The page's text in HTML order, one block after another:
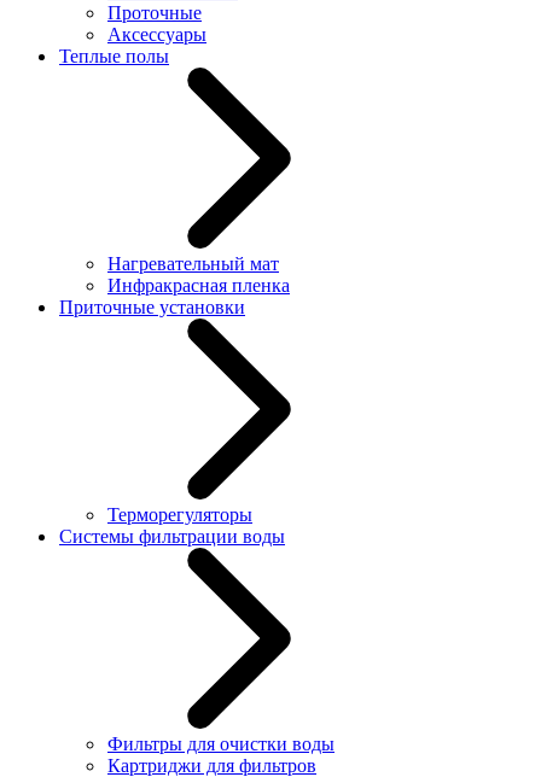
Проточные
Аксессуары
Теплые полы
Нагревательный мат
Инфракрасная пленка
Приточные установки
Терморегуляторы
Системы фильтрации воды
Фильтры для очистки воды
Картриджи для фильтров